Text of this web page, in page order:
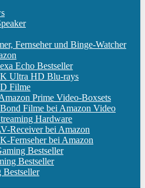
Fernseher und Binge-Watcher
Echo Bestseller
Ultra HD Blu-rays
Filme
Prime Video-Boxsets
Filme bei Amazon Video
Hardware
Receiver bei Amazon
Fernseher bei Amazon
Bestseller
Bestseller
Bestseller